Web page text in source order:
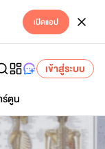
เปิดแอป
เข้าสู่ระบบ
ตูน